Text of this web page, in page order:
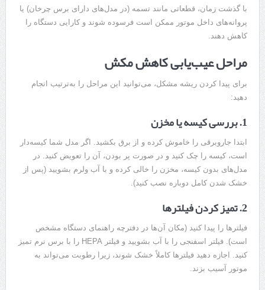
با گذشت زمان، قطعاتی مانند تسمه (در مدل‌های دارای برس چرخان) یا
پروانه‌های داخل موتور ممکن است فرسوده شوند و کارایی دستگاه را
کاهش دهند.
مراحل عیب‌یابی کاهش مکش
برای پیدا کردن ریشه مشکل، می‌توانید این مراحل را به‌ترتیب انجام
دهید:
1. بررسی کیسه یا مخزن
ابتدا جاروبرقی را خاموش کرده و از برق بکشید. اگر مدل شما کیسه‌دار
است، کیسه را چک کنید و در صورت پر بودن، آن را تعویض کنید. در
مدل‌های بدون کیسه، مخزن را خالی کرده و با آب ولرم بشویید (پس از
خشک شدن کامل دوباره نصب کنید).
2. تمیز کردن فیلترها
فیلترها را پیدا کنید (مکان آن‌ها در دفترچه راهنمای دستگاه مشخص
است). فیلتر اسفنجی را با آب بشویید و فیلتر HEPA را با برس نرم تمیز
کنید. اجازه دهید فیلترها کاملاً خشک شوند، زیرا رطوبت می‌تواند به
موتور آسیب بزند.